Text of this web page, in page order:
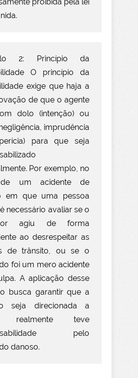
2: Princípio da
O princípio da
exige que haja a
de que o agente
dolo (intenção) ou
imprudência
para que seja
Por exemplo, no
um acidente de
em que uma pessoa
necessário avaliar se o
agiu de forma
ao desrespeitar as
de trânsito, ou se o
foi um mero acidente
A aplicação desse
busca garantir que a
seja direcionada a
realmente teve
pelo
danoso.